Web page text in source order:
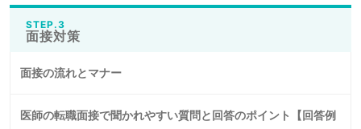
STEP.3
面接対策
面接の流れとマナー
医師の転職面接で聞かれやすい質問と回答のポイント【回答例